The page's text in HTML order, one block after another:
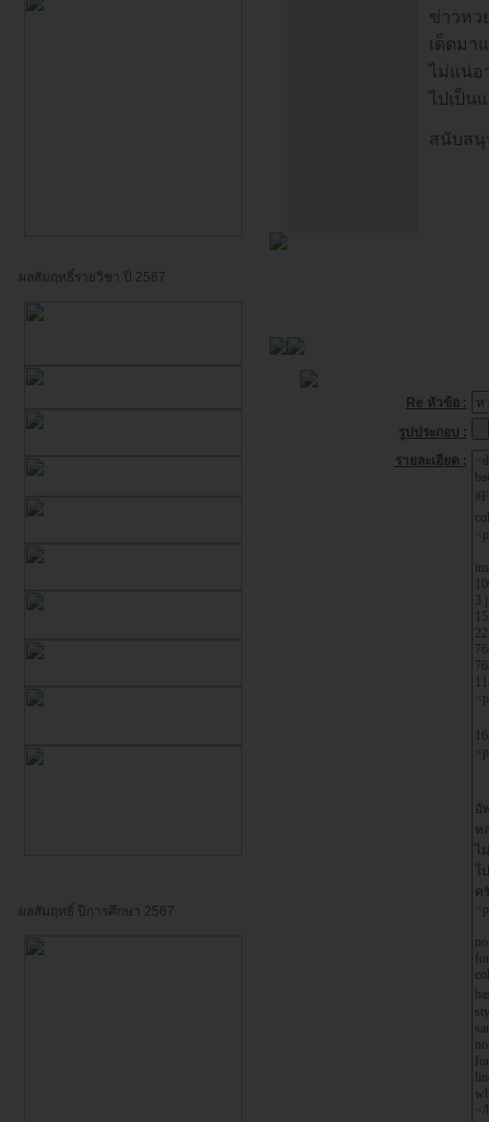
ผลสัมฤทธิ์รายวิชา ปี 2567
ผลสัมฤทธิ์ ปีการศึกษา 2567
ข่าวหว
เด็ดมา
ไม่แน่อ
ไปเป็น
สนับสนุ
Re หัวข้อ :
รูปประกอบ :
รายละเอียด :